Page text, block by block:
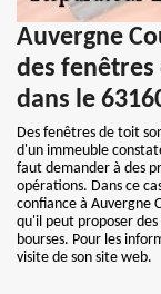
Auvergne
des fenêtres
dans le
Des fenêtres de toit
d'un immeuble
faut demander à des
opérations. Dans ce
confiance à Auvergne
qu'il peut proposer
bourses. Pour les
visite de son site web.